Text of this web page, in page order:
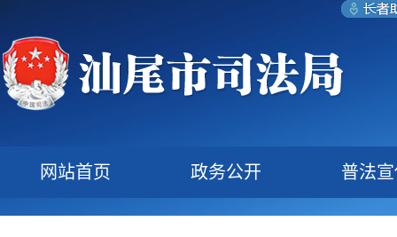
网站首页 政务公开 普法